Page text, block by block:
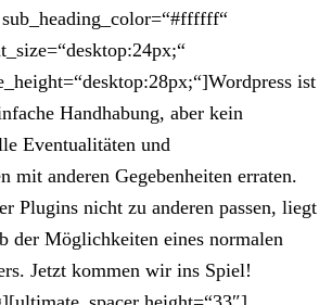
ist
Handhabung, aber kein
Eventualitäten und
mit anderen Gegebenheiten erraten.
Plugins nicht zu anderen passen, liegt
der Möglichkeiten eines normalen
Jetzt kommen wir ins Spiel!